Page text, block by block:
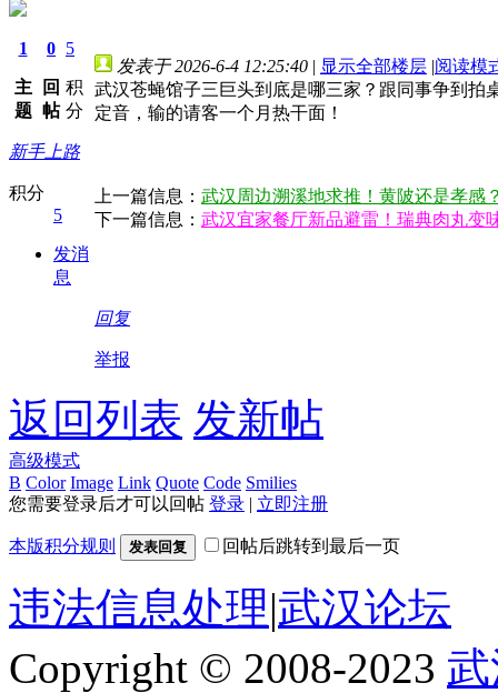
1
主
题
0
回
帖
5
积
分
新手上路
积分
5
发消
息
发表于 2026-6-4 12:25:40 | 显示全部楼层 |阅读模
武汉苍蝇馆子三巨头到底是哪三家？跟同事争到
定音，输的请客一个月热干面！
上一篇信息： 武汉周边溯溪地求推！黄陂还是孝感
下一篇信息： 武汉宜家餐厅新品避雷！瑞典肉丸变
回复
举报
返回列表 发新帖
高级模式
B Color Image Link Quote Code Smilies
您需要登录后才可以回帖 登录 | 立即注册
本版积分规则 发表回复 回帖后跳转到最后一页
违法信息处理|武汉论坛
Copyright © 2008-2023